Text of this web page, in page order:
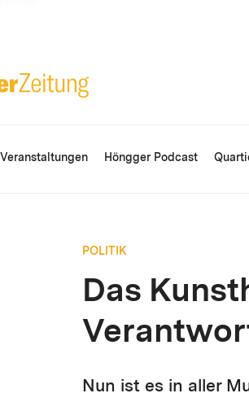
Veranstaltungen Höngger Podcast
POLITIK
Das
Nun ist es in aller